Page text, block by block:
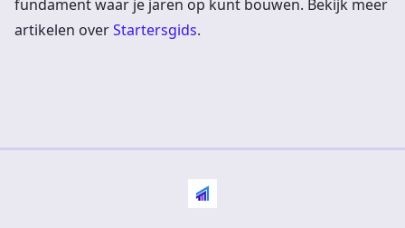
fundament waar je jaren op kunt bouwen. Bekijk meer
artikelen overStartersgids.